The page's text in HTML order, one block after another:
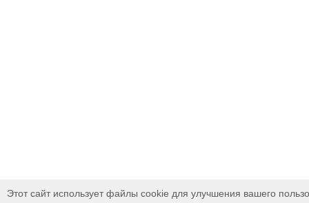
Этот сайт использует файлы cookie для улучшения вашего